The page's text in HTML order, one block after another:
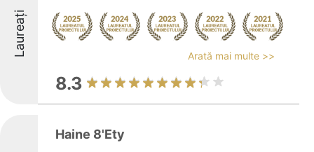
Laureați Arată mai multe >>
8.3
Haine 8'Ety